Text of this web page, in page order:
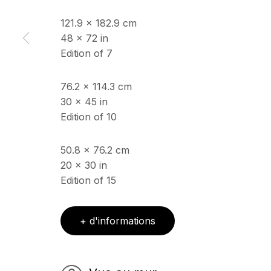
Copyright © 2026 Echo Fine Arts
121.9 x 182.9 cm
48 x 72 in
Edition of 7
76.2 x 114.3 cm
30 x 45 in
Edition of 10
50.8 x 76.2 cm
20 x 30 in
Edition of 15
+ d'informations